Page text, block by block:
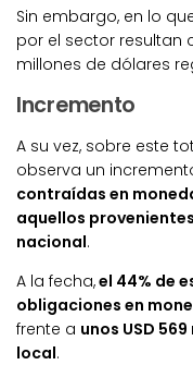
Sin embargo, en lo
por el sector resultan
millones de dólares
Incremento
A su vez, sobre este
observa un
contraídas en
aquellos
nacional.
A la fecha,el 44% de
obligaciones en
frente a unos USD
local.